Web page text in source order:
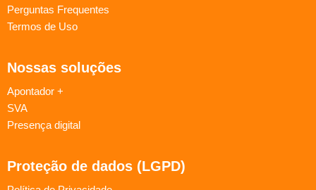
Perguntas Frequentes
Termos de Uso
Nossas soluções
Apontador +
SVA
Presença digital
Proteção de dados (LGPD)